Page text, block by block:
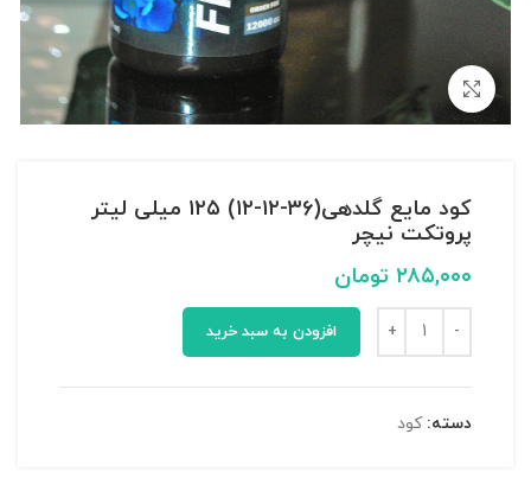
بزرگنمایی تصویر
کود مایع گلدهی(۳۶-۱۲-۱۲) ۱۲۵ میلی لیتر
پروتکت نیچر
۲۸۵,۰۰۰ تومان
افزودن به سبد خرید
دسته: کود